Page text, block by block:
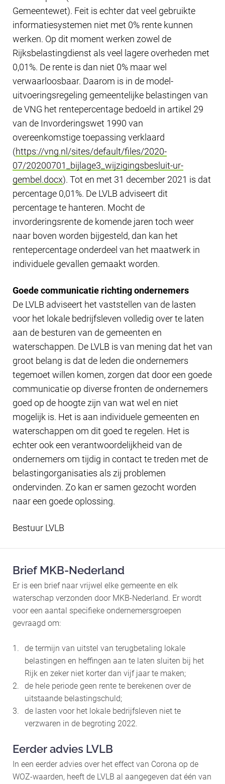
Gemeentewet). Feit is echter dat veel gebruikte
informatiesystemen niet met 0% rente kunnen
werken. Op dit moment werken zowel de
Rijksbelastingdienst als veel lagere overheden met
0,01%. De rente is dan niet 0% maar wel
verwaarloosbaar. Daarom is in de model-
uitvoeringsregeling gemeentelijke belastingen van
de VNG het rentepercentage bedoeld in artikel 29
van de Invorderingswet 1990 van
overeenkomstige toepassing verklaard
(https://vng.nl/sites/default/files/2020-
07/20200701_bijlage3_wijzigingsbesluit-ur-
gembel.docx). Tot en met 31 december 2021 is dat
percentage 0,01%. De LVLB adviseert dit
percentage te hanteren. Mocht de
invorderingsrente de komende jaren toch weer
naar boven worden bijgesteld, dan kan het
rentepercentage onderdeel van het maatwerk in
individuele gevallen gemaakt worden.
Goede communicatie richting ondernemers
De LVLB adviseert het vaststellen van de lasten
voor het lokale bedrijfsleven volledig over te laten
aan de besturen van de gemeenten en
waterschappen. De LVLB is van mening dat het van
groot belang is dat de leden die ondernemers
tegemoet willen komen, zorgen dat door een goede
communicatie op diverse fronten de ondernemers
goed op de hoogte zijn van wat wel en niet
mogelijk is. Het is aan individuele gemeenten en
waterschappen om dit goed te regelen. Het is
echter ook een verantwoordelijkheid van de
ondernemers om tijdig in contact te treden met de
belastingorganisaties als zij problemen
ondervinden. Zo kan er samen gezocht worden
naar een goede oplossing.
Bestuur LVLB
Brief MKB-Nederland
Er is een brief naar vrijwel elke gemeente en elk
waterschap verzonden door MKB-Nederland. Er wordt
voor een aantal specifieke ondernemersgroepen
gevraagd om:
de termijn van uitstel van terugbetaling lokale
belastingen en heffingen aan te laten sluiten bij het
Rijk en zeker niet korter dan vijf jaar te maken;
de hele periode geen rente te berekenen over de
uitstaande belastingschuld;
de lasten voor het lokale bedrijfsleven niet te
verzwaren in de begroting 2022.
Eerder advies LVLB
In een eerder advies over het effect van Corona op de
WOZ-waarden, heeft de LVLB al aangegeven dat één van